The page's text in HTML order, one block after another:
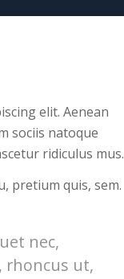
elit. Aenean
sociis natoque
ridiculus mus.
pretium quis, sem.
nec,
rhoncus ut,